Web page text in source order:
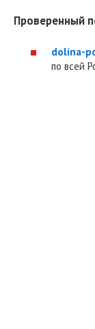
Проверенный
dolina-
по всей